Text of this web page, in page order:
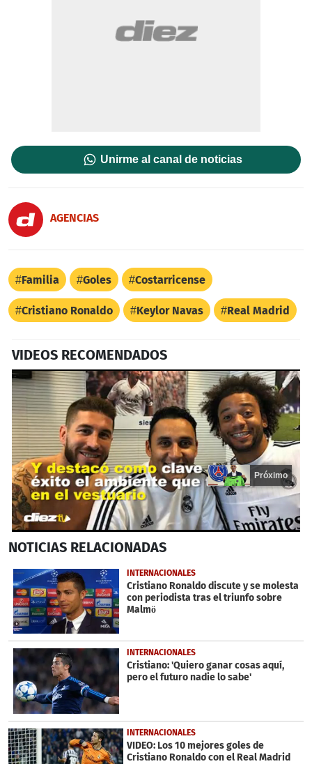
Unirme al canal de noticias
AGENCIAS
Familia Goles Costarricense
Cristiano Ronaldo Keylor Navas Real Madrid
VIDEOS RECOMENDADOS
seconds
14
seconds
Próximo
NOTICIAS RELACIONADAS
INTERNACIONALES
Cristiano Ronaldo discute y se molesta
con periodista tras el triunfo sobre
Malmö
INTERNACIONALES
Cristiano: 'Quiero ganar cosas aquí,
pero el futuro nadie lo sabe'
INTERNACIONALES
VIDEO: Los 10 mejores goles de
Cristiano Ronaldo con el Real Madrid